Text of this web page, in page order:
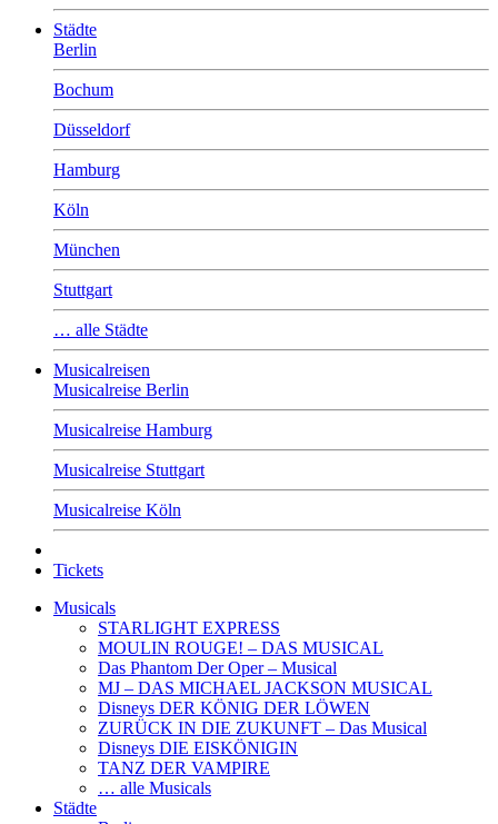
Städte
Berlin
Bochum
Düsseldorf
Hamburg
Köln
München
Stuttgart
… alle Städte
Musicalreisen
Musicalreise Berlin
Musicalreise Hamburg
Musicalreise Stuttgart
Musicalreise Köln
Tickets
Musicals
STARLIGHT EXPRESS
MOULIN ROUGE! – DAS MUSICAL
Das Phantom Der Oper – Musical
MJ – DAS MICHAEL JACKSON MUSICAL
Disneys DER KÖNIG DER LÖWEN
ZURÜCK IN DIE ZUKUNFT – Das Musical
Disneys DIE EISKÖNIGIN
TANZ DER VAMPIRE
… alle Musicals
Städte